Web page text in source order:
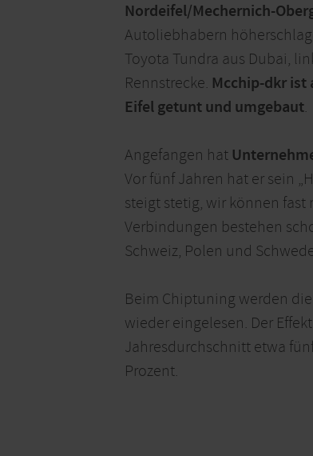
Nordeifel/Mechernich-
Autoliebhabern
Toyota Tundra aus Dubai,
Rennstrecke. Mcchip-dkr
Eifel getunt und umgebaut.
Angefangen hat
Vor fünf Jahren hat er sein
steigt stetig, wir können
Verbindungen bestehen
Schweiz, Polen und
Beim Chiptuning werden
wieder eingelesen. Der
Jahresdurchschnitt etwa
Prozent.